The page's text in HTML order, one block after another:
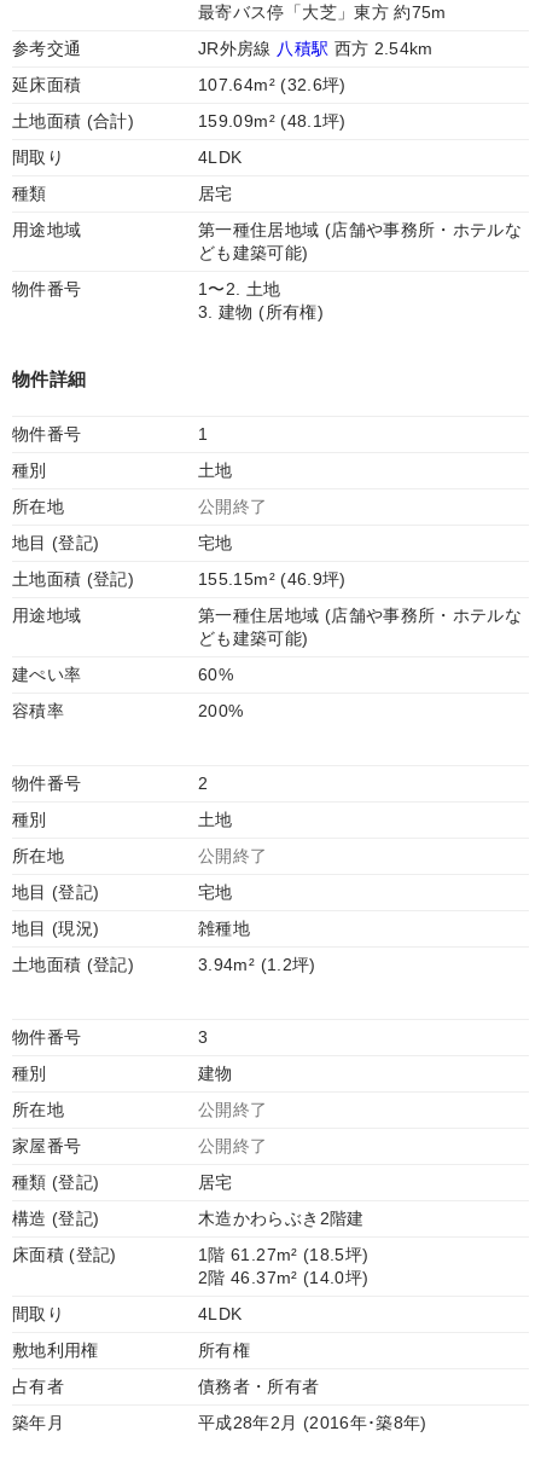
最寄バス停「大芝」東方 約75m
参考交通
JR外房線 八積駅 西方 2.54km
延床面積
107.64m² (32.6坪)
土地面積 (合計)
159.09m² (48.1坪)
間取り
4LDK
種類
居宅
用途地域
第一種住居地域 (店舗や事務所・ホテルな
ども建築可能)
物件番号
1〜2. 土地
3. 建物 (所有権)
物件詳細
物件番号
1
種別
土地
所在地
公開終了
地目 (登記)
宅地
土地面積 (登記)
155.15m² (46.9坪)
用途地域
第一種住居地域 (店舗や事務所・ホテルな
ども建築可能)
建ぺい率
60%
容積率
200%
物件番号
2
種別
土地
所在地
公開終了
地目 (登記)
宅地
地目 (現況)
雑種地
土地面積 (登記)
3.94m² (1.2坪)
物件番号
3
種別
建物
所在地
公開終了
家屋番号
公開終了
種類 (登記)
居宅
構造 (登記)
木造かわらぶき2階建
床面積 (登記)
1階 61.27m² (18.5坪)
2階 46.37m² (14.0坪)
間取り
4LDK
敷地利用権
所有権
占有者
債務者・所有者
築年月
平成28年2月 (2016年･築8年)